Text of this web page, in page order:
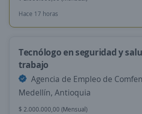
Hace 17 horas
Tecnólogo en seguridad y
trabajo
Agencia de Empleo de
Medellín, Antioquia
$ 2.000.000,00 (Mensual)